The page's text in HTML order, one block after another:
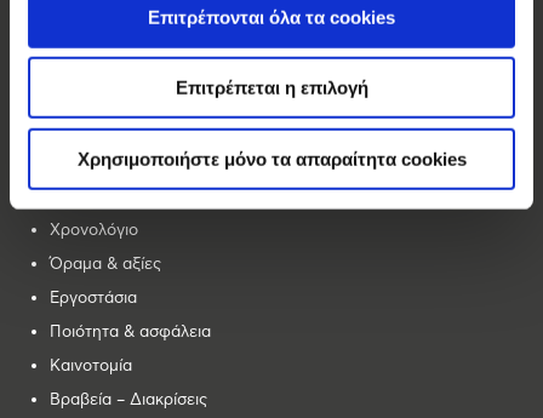
Επιτρέπονται όλα τα cookies
Επιτρέπεται η επιλογή
Χρησιμοποιήστε μόνο τα απαραίτητα cookies
Ας Γνωριστούμε
Χρονολόγιο
Όραμα & αξίες
Εργοστάσια
Ποιότητα & ασφάλεια
Καινοτομία
Βραβεία – Διακρίσεις